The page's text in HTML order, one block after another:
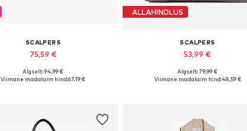
SCALPERS
75,59 €
suurused: One Size
Algselt: 94,99 €
Viimane madalaim hind:67,19 €
ALLAHINDLUS
SCALPERS
53,99 €
Saadaolevad suurused: One Size
Algselt: 79,99 €
Viimane madalaim hind:48,59 €